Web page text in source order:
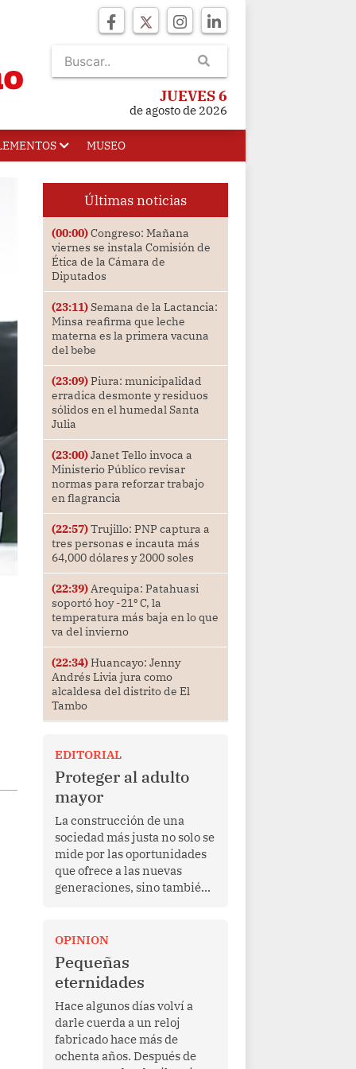
JUEVES 6
de agosto de 2026
MUSEO
Últimas noticias
(00:00)Congreso: Mañana
viernes se instala Comisión de
Ética de la Cámara de
Diputados
(23:11)Semana de la Lactancia:
Minsa reafirma que leche
materna es la primera vacuna
del bebe
(23:09)Piura: municipalidad
erradica desmonte y residuos
sólidos en el humedal Santa
Julia
(23:00)Janet Tello invoca a
Ministerio Público revisar
normas para reforzar trabajo
en flagrancia
(22:57)Trujillo: PNP captura a
tres personas e incauta más
64,000 dólares y 2000 soles
(22:39)Arequipa: Patahuasi
soportó hoy -21⁰ C, la
temperatura más baja en lo que
va del invierno
(22:34)Huancayo: Jenny
Andrés Livia jura como
alcaldesa del distrito de El
Tambo
EDITORIAL
Proteger al adulto
mayor
La construcción de una
sociedad más justa no solo se
mide por las oportunidades
que ofrece a las nuevas
generaciones, sino también
de una vida de esfuerzo y
trabajo, afrontan la vejez en
condiciones de
vulnerabilidad. El anuncio
formulado por la presidenta
de la república, Keiko
Fujimori, de incrementar de
350 a 700 soles bimestrales
OPINION
Pequeñas
eternidades
Hace algunos días volví a
darle cuerda a un reloj
fabricado hace más de
ochenta años. Después de